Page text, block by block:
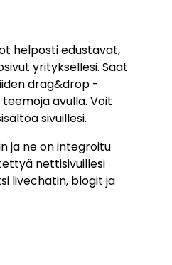
helposti edustavat,
yrityksellesi. Saat
drag&drop -
avulla. Voit
sivuillesi.
ja ne on integroitu
nettisivuillesi
livechatin, blogit ja